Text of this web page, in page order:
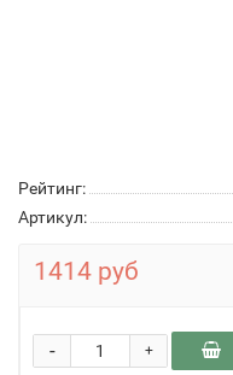
Рейтинг:
Артикул:
1414 руб
+
-